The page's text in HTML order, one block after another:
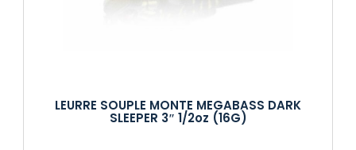
LEURRE SOUPLE MONTE MEGABASS DARK
SLEEPER 3″ 1/2oz (16G)